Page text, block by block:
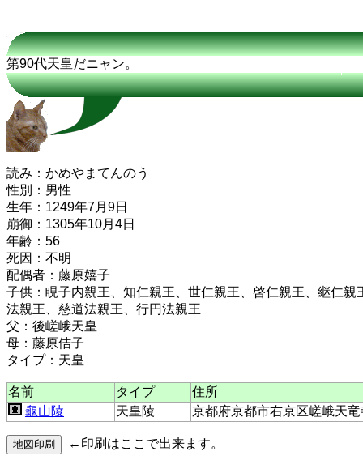
第90代天皇だニャン。
読み：かめやまてんのう
性別：男性
生年：1249年7月9日
崩御：1305年10月4日
年齢：56
死因：不明
配偶者：藤原嬉子
子供：睍子内親王、知仁親王、世仁親王、啓仁親王、継仁
法親王、慈道法親王、行円法親王
父：後嵯峨天皇
母：藤原佶子
タイプ：天皇
名前 タイプ
住所
龜山陵
天皇陵 京都府京都市右京区嵯峨天
←印刷はここで出来ます。